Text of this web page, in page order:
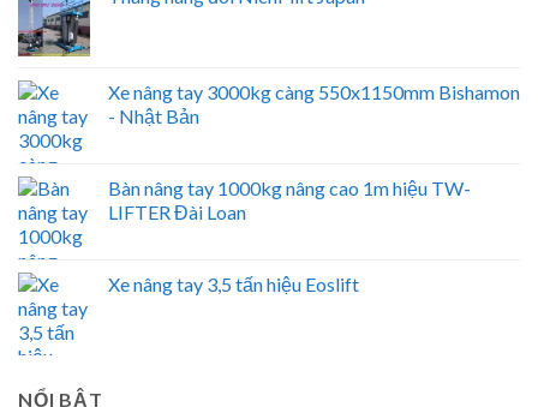
Xe nâng tay 3000kg càng 550x1150mm Bishamon
- Nhật Bản
Bàn nâng tay 1000kg nâng cao 1m hiệu TW-
LIFTER Đài Loan
Xe nâng tay 3,5 tấn hiệu Eoslift
NỔI BẬT